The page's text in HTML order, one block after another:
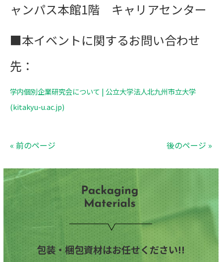
ャンパス本館1階 キャリアセンター
■本イベントに関するお問い合わせ
先：
学内個別企業研究会について | 公立大学法人北九州市立大学
(kitakyu-u.ac.jp)
« 前のページ 後のページ »
包装・梱包資材はお任せください!!